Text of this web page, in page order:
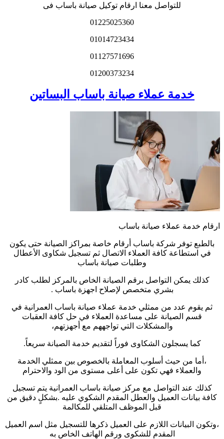
للتواصل معنا ارقام توكيل صيانة باساب فى
01225025360
01014723434
01127571696
01200373234
خدمة عملاء صيانة باساب البساتين
ارقام خدمة عملاء صيانة باساب
بالطبع توفر شركة باساب أرقام خاصة بمراكز الصيانة حتى يكون
في استطاعة كافة العملاء الاتصال ثم تسجيل شكاوى الأعطال
وطلبات صيانة باساب
كذلك يمكن التواصل برقم الصيانة الخاص بالمركز لطلب كادر
بشري متخصص لإصلاح اجهزة باساب .
ثم يقوم عدد من ممثلي خدمة عملاء صيانة باساب العمرانية في
قسم الصيانة على مساعدة العملاء في حل كافة العقبات
والمشكلات التي تواجههم مع أجهزتهم،
كما يسجلون الشكاوى فوراً لتقديم خدمة الصيانة سريعاً.
،أما من حيث أسلوب المعاملة بالخصوص بين ممثلي الخدمة
والعملاء فهي تكون على أعلى مستوى من الود والاحترام
كذلك عند التواصل مع مركز صيانة باساب العمرانية يتم تسجيل
كافة بيانات العميل والعطل المقدم الشكوي عليه .بشكلٍ دقيق من
قبل الموظف المتلقي للمكالمة
،وتكون البيانات اللازم على العميل ذكرها للتسجيل مثل اسم العميل
المقدم للشكوى ورقم الهاتف الخاص به